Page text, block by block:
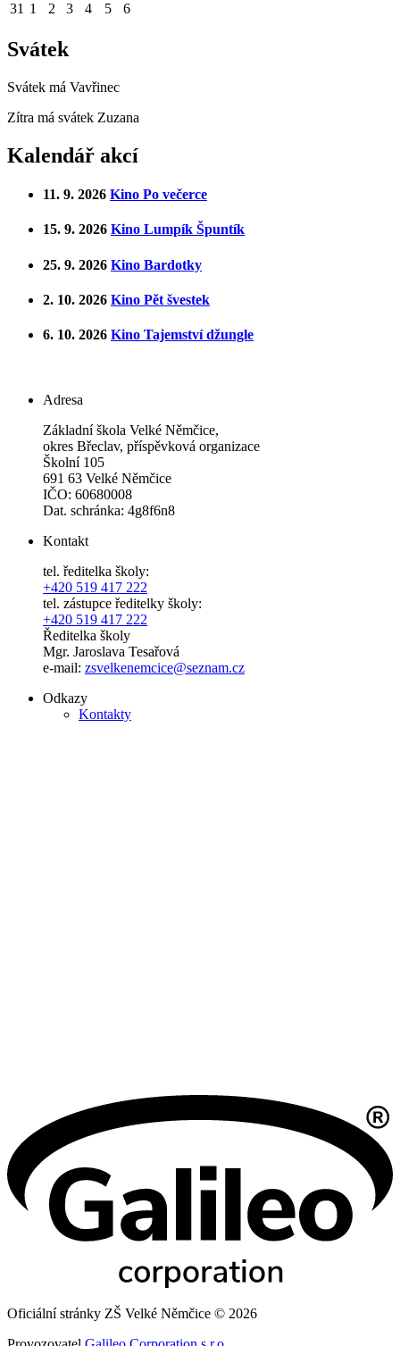
31 1 2 3 4 5 6
Svátek
Svátek má Vavřinec
Zítra má svátek Zuzana
Kalendář akcí
11. 9. 2026 Kino Po večerce
15. 9. 2026 Kino Lumpík Špuntík
25. 9. 2026 Kino Bardotky
2. 10. 2026 Kino Pět švestek
6. 10. 2026 Kino Tajemství džungle
Adresa
Základní škola Velké Němčice,
okres Břeclav, příspěvková organizace
Školní 105
691 63 Velké Němčice
IČO: 60680008
Dat. schránka: 4g8f6n8
Kontakt
tel. ředitelka školy:
+420 519 417 222
tel. zástupce ředitelky školy:
+420 519 417 222
Ředitelka školy
Mgr. Jaroslava Tesařová
e-mail: zsvelkenemcice@seznam.cz
Odkazy
Kontakty
Oficiální stránky ZŠ Velké Němčice © 2026